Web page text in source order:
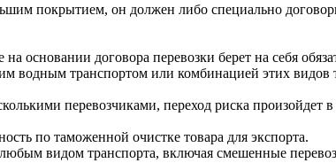
покрытием, он должен либо специально
основании договора перевозки берет на себя
водным транспортом или комбинацией этих видов
перевозчиками, переход риска произойдет
по таможенной очистке товара для экспорта.
видом транспорта, включая смешенные